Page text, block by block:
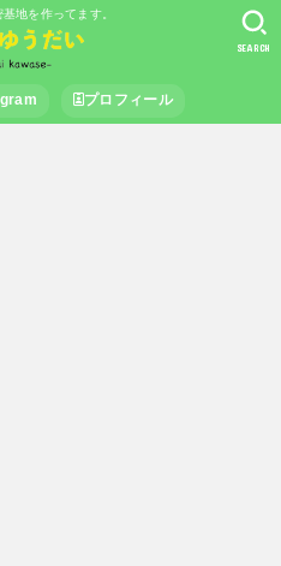
地を作ってます。
プロフィール
SEARCH